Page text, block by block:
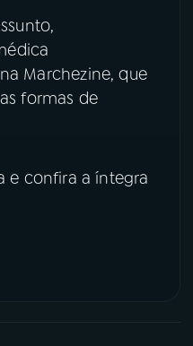
Marchezine, que
formas de
e confira a íntegra